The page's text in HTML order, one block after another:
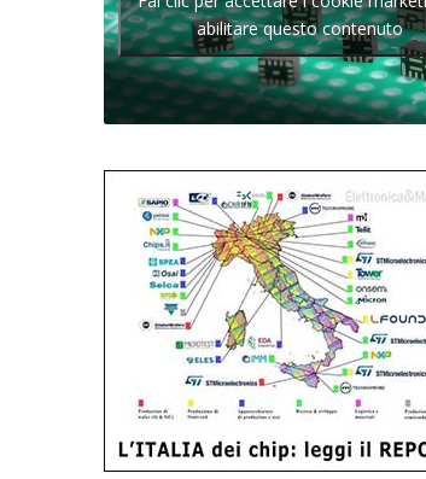
abilitare questo contenuto